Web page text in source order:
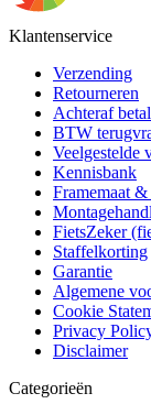
Klantenservice
Verzending
Retourneren
Achteraf
BTW
Veelgestelde
Kennisbank
Framemaat
FietsZeker
Staffelkorting
Garantie
Algemene
Cookie
Privacy
Disclaimer
Categorieën